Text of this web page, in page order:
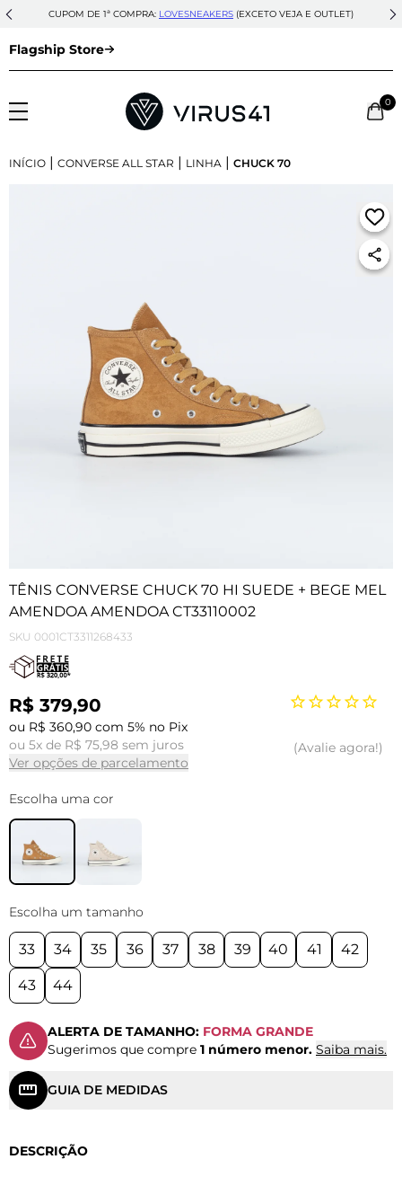
CUPOM DE 1ª COMPRA: LOVESNEAKERS (EXCETO VEJA E OUTLET)
Flagship Store
0
INÍCIO | CONVERSE ALL STAR | LINHA | CHUCK 70
TÊNIS CONVERSE CHUCK 70 HI SUEDE + BEGE MEL
AMENDOA AMENDOA CT33110002
SKU 0001CT3311268433
R$ 379,90
ou R$ 360,90 com 5% no Pix
ou 5x de R$ 75,98 sem juros
Ver opções de parcelamento
Avalie agora!
Escolha uma cor
Escolha um tamanho
33 34 35 36 37 38 39 40 41 42
43 44
ALERTA DE TAMANHO: FORMA GRANDE
Sugerimos que compre 1 número menor. Saiba mais.
GUIA DE MEDIDAS
DESCRIÇÃO